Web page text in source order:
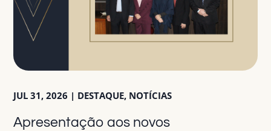
Apresentação aos novos
JUL 31, 2026 | DESTAQUE, NOTÍCIAS